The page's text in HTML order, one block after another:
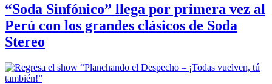
“Soda Sinfónico” llega por primera vez al
Perú con los grandes clásicos de Soda
Stereo